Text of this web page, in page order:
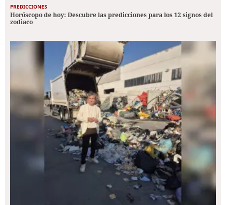
PREDICCIONES
Horóscopo de hoy: Descubre las predicciones para los 12 signos del
zodiaco